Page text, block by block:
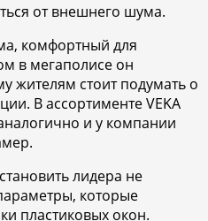
от внешнего шума.
комфортный для
в мегаполисе он
жителям стоит подумать о
В ассортименте VEKA
и у компании
лидера не
которые
пластиковых окон.